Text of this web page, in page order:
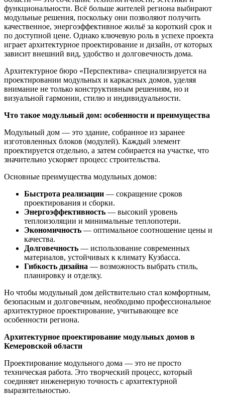
функциональности. Всё больше жителей региона выбирают
модульные решения, поскольку они позволяют получить
качественное, энергоэффективное жильё за короткий срок и
по доступной цене. Однако ключевую роль в успехе проекта
играет архитектурное проектирование и дизайн, от которых
зависит внешний вид, удобство и долговечность дома.
Архитектурное бюро «Перспектива» специализируется на
проектировании модульных и каркасных домов, уделяя
внимание не только конструктивным решениям, но и
визуальной гармонии, стилю и индивидуальности.
Что такое модульный дом: особенности и преимущества
Модульный дом — это здание, собранное из заранее
изготовленных блоков (модулей). Каждый элемент
проектируется отдельно, а затем собирается на участке, что
значительно ускоряет процесс строительства.
Основные преимущества модульных домов:
Быстрота реализации — сокращение сроков
проектирования и сборки.
Энергоэффективность — высокий уровень
теплоизоляции и минимальные теплопотери.
Экономичность — оптимальное соотношение цены и
качества.
Долговечность — использование современных
материалов, устойчивых к климату Кузбасса.
Гибкость дизайна — возможность выбрать стиль,
планировку и отделку.
Но чтобы модульный дом действительно стал комфортным,
безопасным и долговечным, необходимо профессиональное
архитектурное проектирование, учитывающее все
особенности региона.
Архитектурное проектирование модульных домов в
Кемеровской области
Проектирование модульного дома — это не просто
техническая работа. Это творческий процесс, который
соединяет инженерную точность с архитектурной
выразительностью.